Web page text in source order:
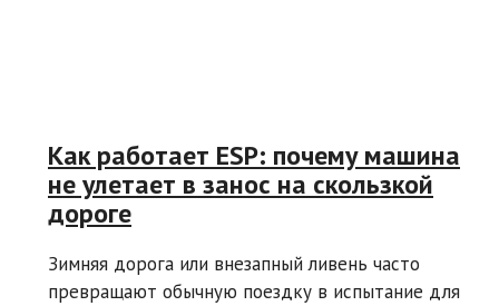
Как работает ESP: почему машина
не улетает в занос на скользкой
дороге
Зимняя дорога или внезапный ливень часто
превращают обычную поездку в испытание для